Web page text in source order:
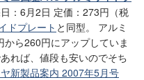
：6月2日 定価：273円（税
ドプレート と同型。 アルミ
ら260円にアップしていま
れば、値段も安いのでそち
新製品案内 2007年5月号